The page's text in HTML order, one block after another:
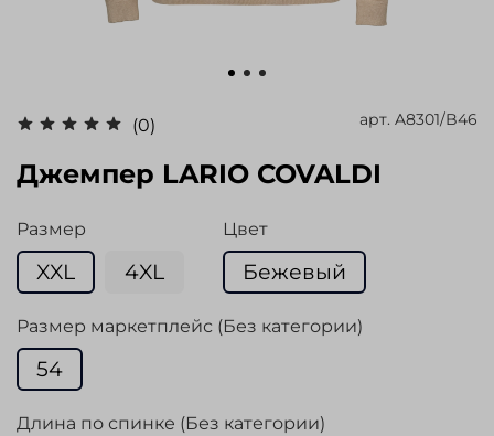
(0) арт. A8301/B46
Джемпер LARIO COVALDI
Размер
XXL 4XL
Цвет
Бежевый
Размер маркетплейс (Без категории)
54
Длина по спинке (Без категории)